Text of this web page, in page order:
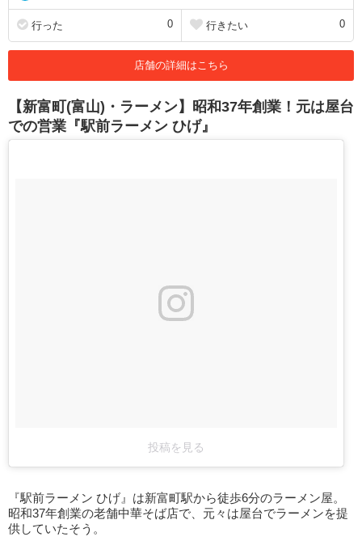
行った 0 行きたい 0
店舗の詳細はこちら
【新富町(富山)・ラーメン】昭和37年創業！元は屋台
での営業『駅前ラーメン ひげ』
投稿を見る
『駅前ラーメン ひげ』は新富町駅から徒歩6分のラーメン屋。
昭和37年創業の老舗中華そば店で、元々は屋台でラーメンを提
供していたそう。